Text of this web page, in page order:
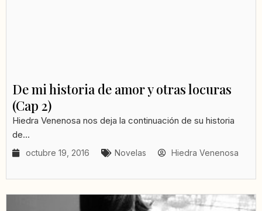
De mi historia de amor y otras locuras
(Cap 2)
Hiedra Venenosa nos deja la continuación de su historia
de...
octubre 19, 2016 Novelas Hiedra Venenosa